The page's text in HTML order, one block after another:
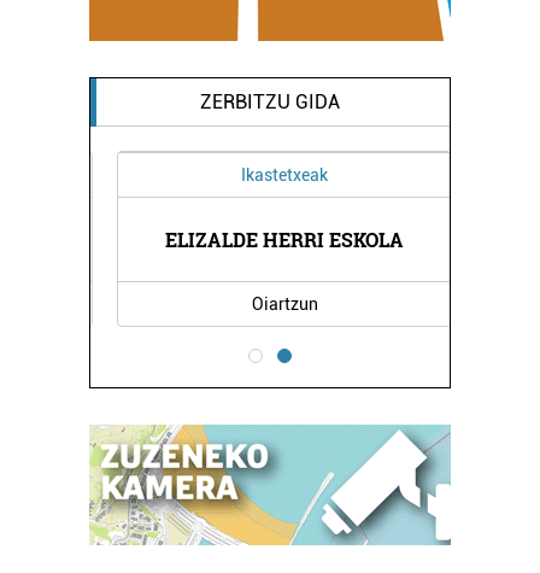
ZERBITZU GIDA
Ikastetxeak
ELIZALDE HERRI ESKOLA
Oiartzun